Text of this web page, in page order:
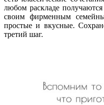
любом раскладе
своим фирменным
простые и вкусные.
третий шаг.